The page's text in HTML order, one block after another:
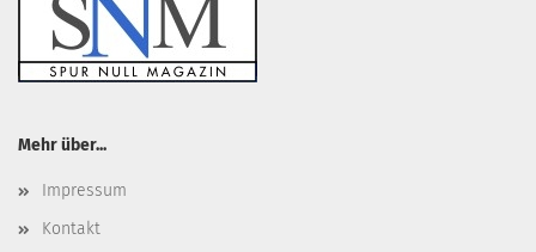
Mehr über...
Impressum
Kontakt